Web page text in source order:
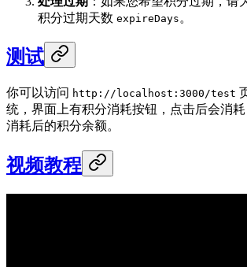
积分过期天数 expireDays 。
测试
你可以访问 http://localhost:3000/test
统，界面上有积分消耗按钮，点击后会消
消耗后的积分余额。
视频教程